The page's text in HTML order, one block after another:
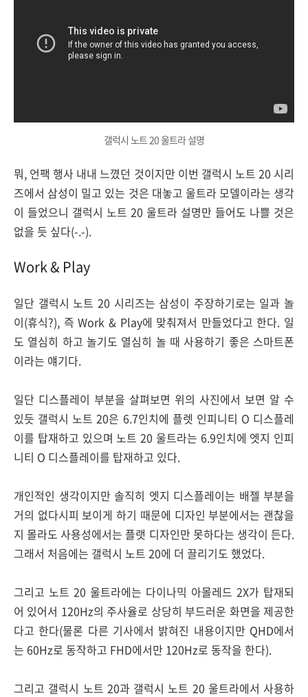
갤럭시 노트 20 울트라 설명
뭐, 언팩 행사 내내 느꼈던 것이지만 이번 갤럭시 노트 20 시리
즈에서 삼성이 밀고 있는 것은 대놓고 울트라 모델이라는 생각
이 들었으니 갤럭시 노트 20 울트라 설명만 들어도 나쁠 것은
없을 듯 싶다(-.-).
Work & Play
일단 갤럭시 노트 20 시리즈는 삼성이 주장하기로는 일과 놀
이(휴식?), 즉 Work & Play에 맞춰져서 만들었다고 한다. 일
도 열심히 하고 놀기도 열심히 놀 때 사용하기 좋은 스마트폰
이라는 얘기다.
일단 디스플레이 부분을 살펴보면 위의 사진에서 보면 알 수
있듯 갤럭시 노트 20은 6.7인치에 플렛 인피니티 O 디스플레
이를 탑재하고 있으며 노트 20 울트라는 6.9인치에 엣지 인피
니티 O 디스플레이를 탑재하고 있다.
개인적인 생각이지만 솔직히 엣지 디스플레이는 배젤 부분을
거의 없다시피 보이게 하기 때문에 디자인 부분에서는 괜찮을
지 몰라도 사용성에서는 플랫 디자인만 못하다는 생각이 든다.
그래서 처음에는 갤럭시 노트 20에 더 끌리기도 했었다.
그리고 노트 20 울트라에는 다이나믹 아몰레드 2X가 탑재되
어 있어서 120Hz의 주사율로 상당히 부드러운 화면을 제공한
다고 한다(물론 다른 기사에서 밝혀진 내용이지만 QHD에서
는 60Hz로 동작하고 FHD에서만 120Hz로 동작을 한다).
그리고 갤럭시 노트 20과 갤럭시 노트 20 울트라에서 사용하